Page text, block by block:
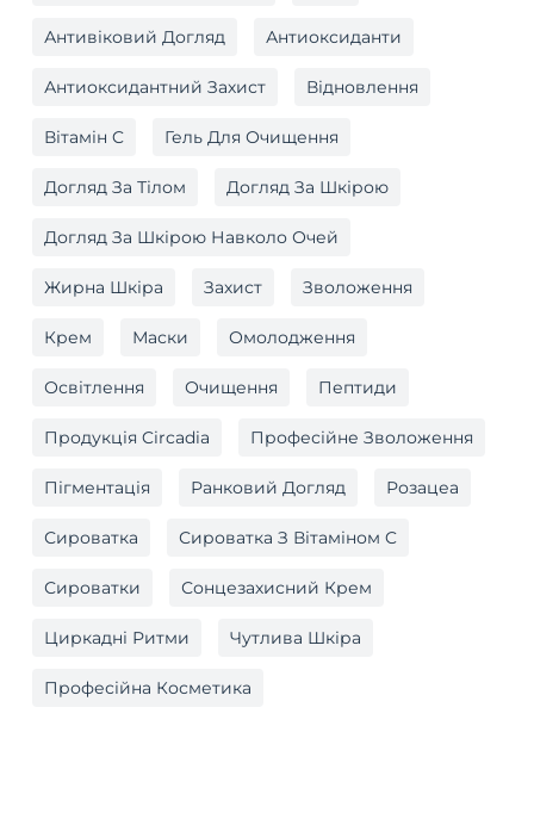
Антивіковий Догляд Антиоксиданти
Антиоксидантний Захист Відновлення
Вітамін C Гель Для Очищення
Догляд За Тілом Догляд За Шкірою
Догляд За Шкірою Навколо Очей
Жирна Шкіра Захист Зволоження
Крем Маски Омолодження
Освітлення Очищення Пептиди
Продукція Circadia Професійне Зволоження
Пігментація Ранковий Догляд Розацеа
Сироватка Сироватка З Вітаміном C
Сироватки Сонцезахисний Крем
Циркадні Ритми Чутлива Шкіра
Професійна Косметика